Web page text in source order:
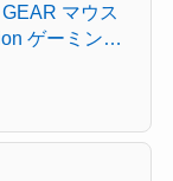
マウス
ゲーミング
タイプ 撥水加